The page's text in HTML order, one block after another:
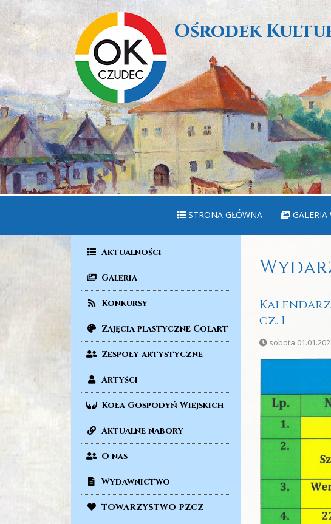
Ośrodek
STRONA GŁÓWNA GALERIA
Aktualności
Galeria
Konkursy
Zajęcia plastyczne Colart
Zespoły artystyczne
Artyści
Koła Gospodyń Wiejskich
Aktualne nabory
O nas
Wydawnictwo
TOWARZYSTWO PZCZ
cz. 1
sobota